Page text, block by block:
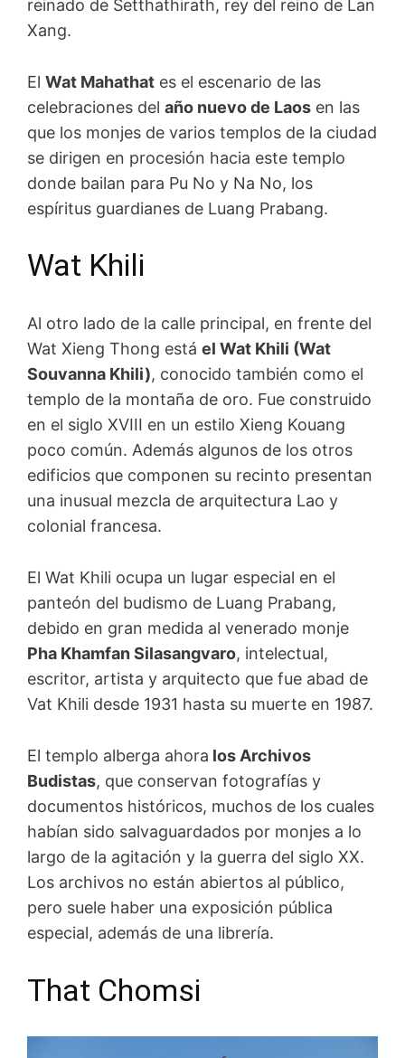
reinado de Setthathirath, rey del reino de Lan
Xang.
El Wat Mahathat es el escenario de las
celebraciones del año nuevo de Laos en las
que los monjes de varios templos de la ciudad
se dirigen en procesión hacia este templo
donde bailan para Pu No y Na No, los
espíritus guardianes de Luang Prabang.
Wat Khili
Al otro lado de la calle principal, en frente del
Wat Xieng Thong está el Wat Khili (Wat
Souvanna Khili), conocido también como el
templo de la montaña de oro. Fue construido
en el siglo XVIII en un estilo Xieng Kouang
poco común. Además algunos de los otros
edificios que componen su recinto presentan
una inusual mezcla de arquitectura Lao y
colonial francesa.
El Wat Khili ocupa un lugar especial en el
panteón del budismo de Luang Prabang,
debido en gran medida al venerado monje
Pha Khamfan Silasangvaro, intelectual,
escritor, artista y arquitecto que fue abad de
Vat Khili desde 1931 hasta su muerte en 1987.
El templo alberga ahora los Archivos
Budistas, que conservan fotografías y
documentos históricos, muchos de los cuales
habían sido salvaguardados por monjes a lo
largo de la agitación y la guerra del siglo XX.
Los archivos no están abiertos al público,
pero suele haber una exposición pública
especial, además de una librería.
That Chomsi